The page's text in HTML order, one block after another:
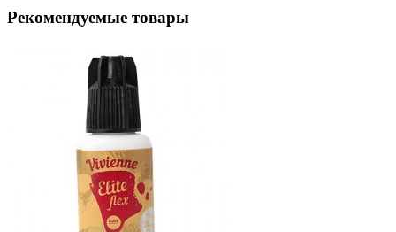
Рекомендуемые товары